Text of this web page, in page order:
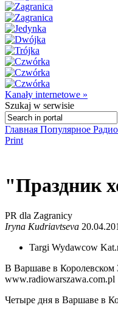
Kanały internetowe »
Szukaj w serwisie
Главная Популярное
Print
"Праздник
PR dla Zagranicy
Iryna Kudriavtseva
Targi Wydawcow
В Варшаве в Королевском
www.radiowarszawa.com.pl
Четыре дня в Варшаве в